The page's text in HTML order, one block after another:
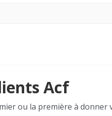
Acf
ou la première à donner